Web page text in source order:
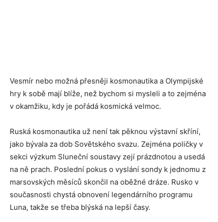
Vesmír nebo možná přesněji kosmonautika a Olympijské
hry k sobě mají blíže, než bychom si mysleli a to zejména
v okamžiku, kdy je pořádá kosmická velmoc.
Ruská kosmonautika už není tak pěknou výstavní skříní,
jako bývala za dob Sovětského svazu. Zejména poličky v
sekci výzkum Sluneční soustavy zejí prázdnotou a usedá
na ně prach. Poslední pokus o vyslání sondy k jednomu z
marsovských měsíců skončil na oběžné dráze. Rusko v
současnosti chystá obnovení legendárního programu
Luna, takže se třeba blýská na lepší časy.